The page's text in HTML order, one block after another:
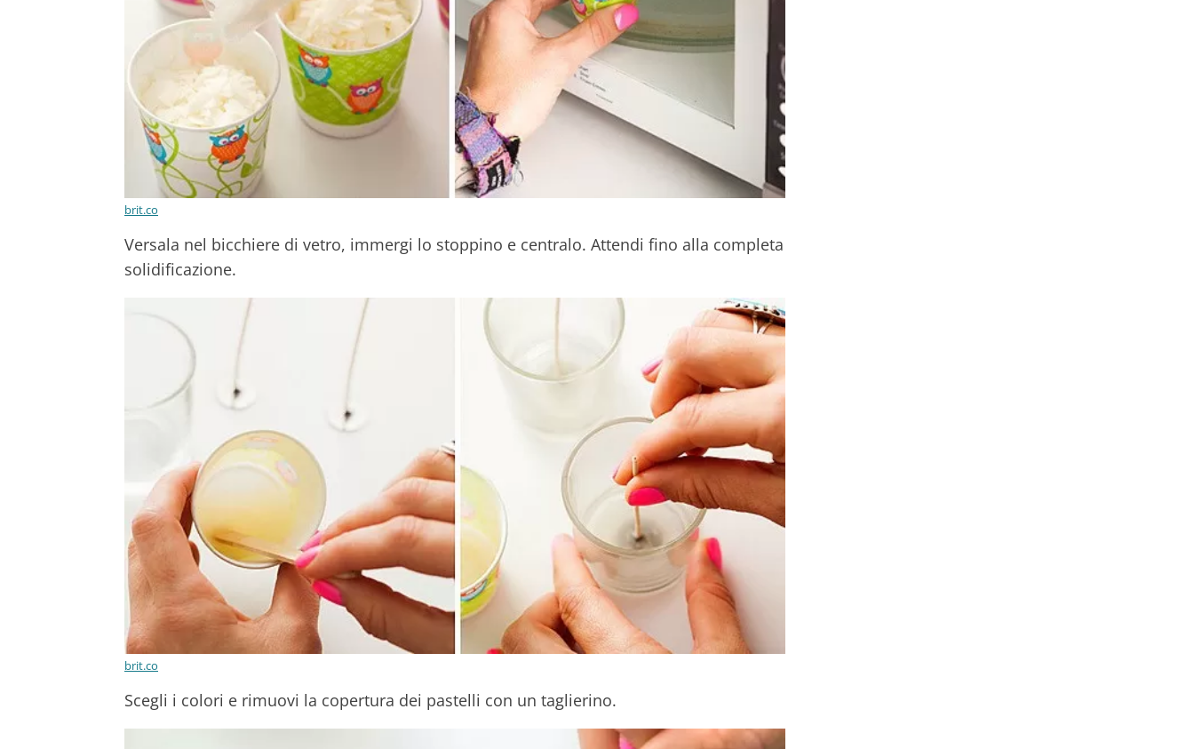
brit.co
Versala nel bicchiere di vetro, immergi lo stoppino e centralo. Attendi fino alla completa
solidificazione.
brit.co
Scegli i colori e rimuovi la copertura dei pastelli con un taglierino.